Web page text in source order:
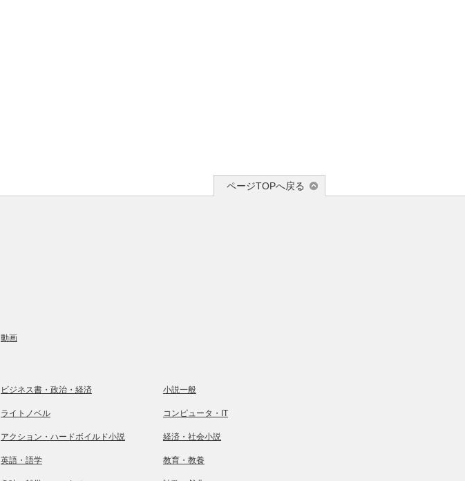
動画
ビジネス書・政治・経済 小説一般
ライトノベル コンピュータ・IT
アクション・ハードボイルド小説 経済・社会小説
英語・語学 教育・教養
ページTOPへ戻る